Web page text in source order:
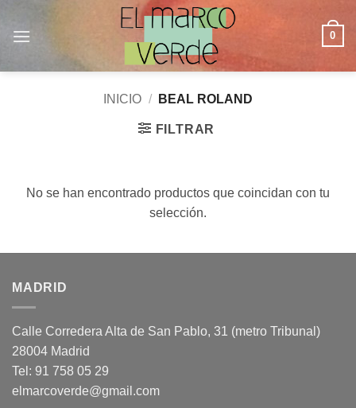
0
INICIO / BEAL ROLAND
FILTRAR
No se han encontrado productos que coincidan con tu
selección.
MADRID
Calle Corredera Alta de San Pablo, 31 (metro Tribunal)
28004 Madrid
Tel: 91 758 05 29
elmarcoverde@gmail.com